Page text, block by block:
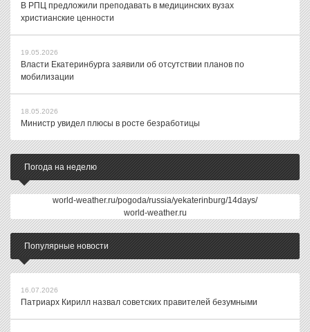
В РПЦ предложили преподавать в медицинских вузах
христианские ценности
19.05.2026
Власти Екатеринбурга заявили об отсутствии планов по
мобилизации
18.05.2026
Министр увидел плюсы в росте безработицы
Погода на неделю
world-weather.ru/pogoda/russia/yekaterinburg/14days/
world-weather.ru
Популярные новости
16.07.2026
Патриарх Кирилл назвал советских правителей безумными